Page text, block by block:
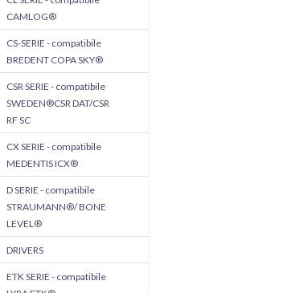
CAMLOG®
CS-SERIE - compatibile
BREDENT COPA SKY®
CSR SERIE - compatibile
SWEDEN®CSR DAT/CSR
RF SC
CX SERIE - compatibile
MEDENTIS ICX®
D SERIE - compatibile
STRAUMANN®/ BONE
LEVEL®
DRIVERS
ETK SERIE - compatibile